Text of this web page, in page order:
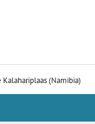
Kalahariplaas (Namibia)